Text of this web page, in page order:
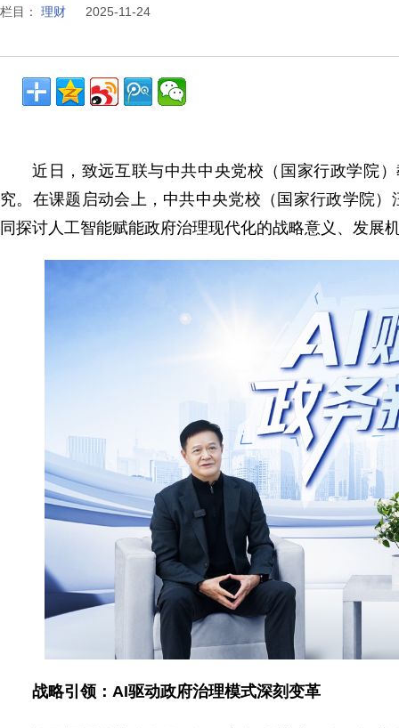
栏目： 理财 2025-11-24
近日，致远互联与中共中央党校（国家行政学院
究。在课题启动会上，中共中央党校（国家行政学院
同探讨人工智能赋能政府治理现代化的战略意义、发展
战略引领：AI驱动政府治理模式深刻变革